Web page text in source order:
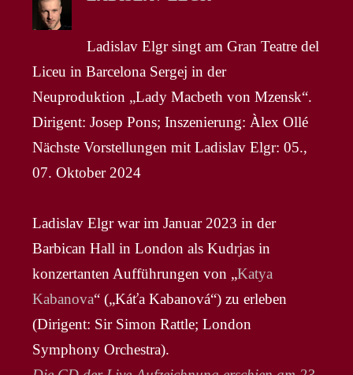
Ladislav Elgr singt am Gran Teatre del
Liceu in Barcelona Sergej in der
Neuproduktion „Lady Macbeth von Mzensk“.
Dirigent: Josep Pons; Inszenierung: Àlex Ollé
Nächste Vorstellungen mit Ladislav Elgr: 05.,
07. Oktober 2024
Ladislav Elgr war im Januar 2023 in der
Barbican Hall in London als Kudrjas in
konzertanten Aufführungen von „Katya
Kabanova“ („Káťa Kabanová“) zu erleben
(Dirigent: Sir Simon Rattle; London
Symphony Orchestra).